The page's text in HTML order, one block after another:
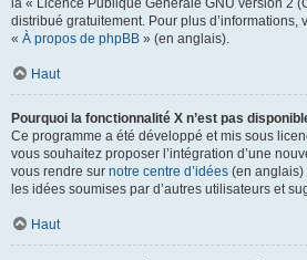
la « Licence Publique Générale GNU version 2
distribué gratuitement. Pour plus d’informations,
« À propos de phpBB » (en anglais).
Haut
Pourquoi la fonctionnalité X n’est pas
Ce programme a été développé et mis sous
vous souhaitez proposer l’intégration d’une
vous rendre sur notre centre d’idées (en anglais)
les idées soumises par d’autres utilisateurs et
Haut